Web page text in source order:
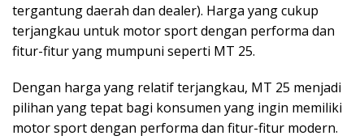
tergantung daerah dan dealer). Harga yang cukup
terjangkau untuk motor sport dengan performa dan
fitur-fitur yang mumpuni seperti MT 25.
Dengan harga yang relatif terjangkau, MT 25 menjadi
pilihan yang tepat bagi konsumen yang ingin memiliki
motor sport dengan performa dan fitur-fitur modern.